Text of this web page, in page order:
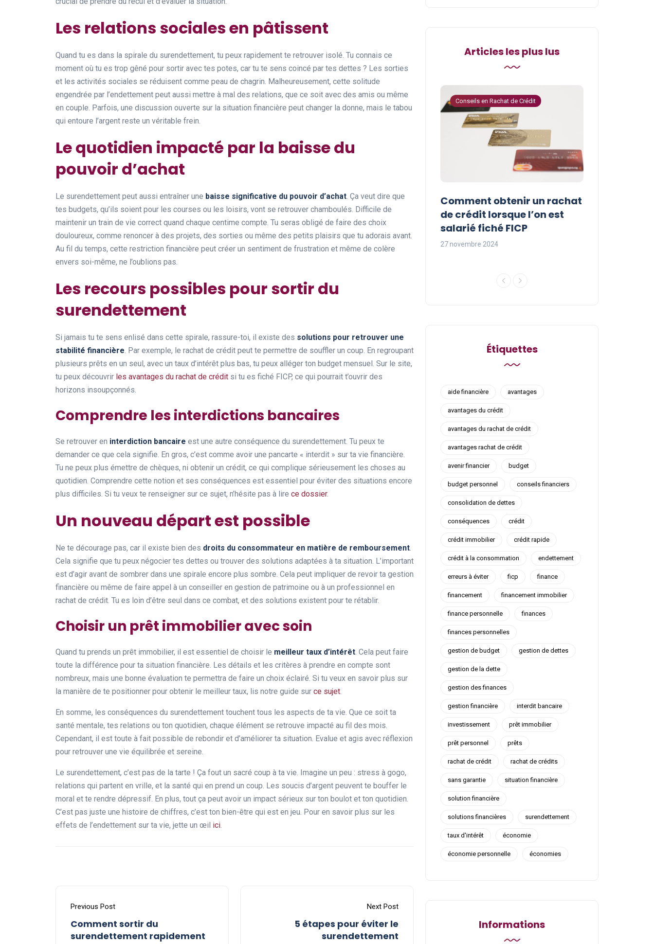
Les relations sociales en pâtissent
Quand tu es dans la spirale du surendettement, tu peux rapidement te retrouver isolé. Tu connais ce
moment où tu es trop gêné pour sortir avec tes potes, car tu te sens coincé par tes dettes ? Les sorties
et les activités sociales se réduisent comme peau de chagrin. Malheureusement, cette solitude
engendrée par l’endettement peut aussi mettre à mal des relations, que ce soit avec des amis ou même
en couple. Parfois, une discussion ouverte sur la situation financière peut changer la donne, mais le tabou
qui entoure l’argent reste un véritable frein.
Le quotidien impacté par la baisse du
pouvoir d’achat
Le surendettement peut aussi entraîner une baisse significative du pouvoir d’achat. Ça veut dire que
tes budgets, qu’ils soient pour les courses ou les loisirs, vont se retrouver chamboulés. Difficile de
maintenir un train de vie correct quand chaque centime compte. Tu seras obligé de faire des choix
douloureux, comme renoncer à des projets, des sorties ou même des petits plaisirs que tu adorais avant.
Au fil du temps, cette restriction financière peut créer un sentiment de frustration et même de colère
envers soi-même, ne l’oublions pas.
Les recours possibles pour sortir du
surendettement
Si jamais tu te sens enlisé dans cette spirale, rassure-toi, il existe des solutions pour retrouver une
stabilité financière. Par exemple, le rachat de crédit peut te permettre de souffler un coup. En regroupant
plusieurs prêts en un seul, avec un taux d’intérêt plus bas, tu peux alléger ton budget mensuel. Sur le site,
tu peux découvrir les avantages du rachat de crédit si tu es fiché FICP, ce qui pourrait t’ouvrir des
horizons insoupçonnés.
Comprendre les interdictions bancaires
Se retrouver en interdiction bancaire est une autre conséquence du surendettement. Tu peux te
demander ce que cela signifie. En gros, c’est comme avoir une pancarte « interdit » sur ta vie financière.
Tu ne peux plus émettre de chèques, ni obtenir un crédit, ce qui complique sérieusement les choses au
quotidien. Comprendre cette notion et ses conséquences est essentiel pour éviter des situations encore
plus difficiles. Si tu veux te renseigner sur ce sujet, n’hésite pas à lire ce dossier.
Un nouveau départ est possible
Ne te décourage pas, car il existe bien des droits du consommateur en matière de remboursement.
Cela signifie que tu peux négocier tes dettes ou trouver des solutions adaptées à ta situation. L’important
est d’agir avant de sombrer dans une spirale encore plus sombre. Cela peut impliquer de revoir ta gestion
financière ou même de faire appel à un conseiller en gestion de patrimoine ou à un professionnel en
rachat de crédit. Tu es loin d’être seul dans ce combat, et des solutions existent pour te rétablir.
Choisir un prêt immobilier avec soin
Quand tu prends un prêt immobilier, il est essentiel de choisir le meilleur taux d’intérêt. Cela peut faire
toute la différence pour ta situation financière. Les détails et les critères à prendre en compte sont
nombreux, mais une bonne évaluation te permettra de faire un choix éclairé. Si tu veux en savoir plus sur
la manière de te positionner pour obtenir le meilleur taux, lis notre guide sur ce sujet.
En somme, les conséquences du surendettement touchent tous les aspects de ta vie. Que ce soit ta
santé mentale, tes relations ou ton quotidien, chaque élément se retrouve impacté au fil des mois.
Cependant, il est toute à fait possible de rebondir et d’améliorer ta situation. Evalue et agis avec réflexion
pour retrouver une vie équilibrée et sereine.
Le surendettement, c’est pas de la tarte ! Ça fout un sacré coup à ta vie. Imagine un peu : stress à gogo,
relations qui partent en vrille, et la santé qui en prend un coup. Les soucis d’argent peuvent te bouffer le
moral et te rendre dépressif. En plus, tout ça peut avoir un impact sérieux sur ton boulot et ton quotidien.
C’est pas juste une histoire de chiffres, c’est ton bien-être qui est en jeu. Pour en savoir plus sur les
effets de l’endettement sur ta vie, jette un œil ici.
Previous Post
Comment sortir du
surendettement rapidement
Next Post
5 étapes pour éviter le
surendettement
Articles les plus lus
Les étapes à suivre pour
réussir son rachat de crédit
en étant retraité et fiché
FICP
Conseils en Rachat de Crédit
Comment obtenir un rachat
de crédit lorsque l’on est
salarié fiché FICP
27 novembre 2024
Étiquettes
aide financière avantages
avantages du crédit
avantages du rachat de crédit
avantages rachat de crédit
avenir financier budget
budget personnel conseils financiers
consolidation de dettes
conséquences crédit
crédit immobilier crédit rapide
crédit à la consommation endettement
erreurs à éviter ficp finance
financement financement immobilier
finance personnelle finances
finances personnelles
gestion de budget gestion de dettes
gestion de la dette
gestion des finances
gestion financière interdit bancaire
investissement prêt immobilier
prêt personnel prêts
rachat de crédit rachat de crédits
sans garantie situation financière
solution financière
solutions financières surendettement
taux d'intérêt économie
économie personnelle économies
Informations